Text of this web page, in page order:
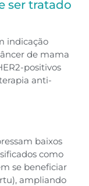
ser tratado
indicação
de mama
positivos
anti-
baixos
como
se beneficiar
ampliando